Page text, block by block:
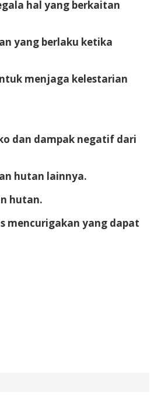
hal yang berkaitan
yang berlaku ketika
menjaga kelestarian
dan dampak negatif dari
hutan lainnya.
hutan.
mencurigakan yang dapat